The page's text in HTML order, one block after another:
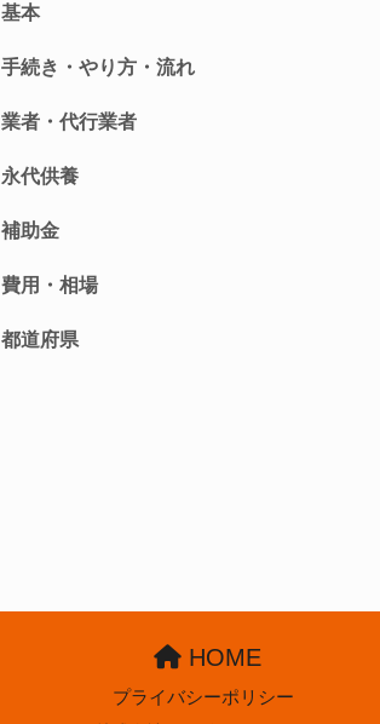
基本
手続き・やり方・流れ
業者・代行業者
永代供養
補助金
費用・相場
都道府県
HOME
プライバシーポリシー